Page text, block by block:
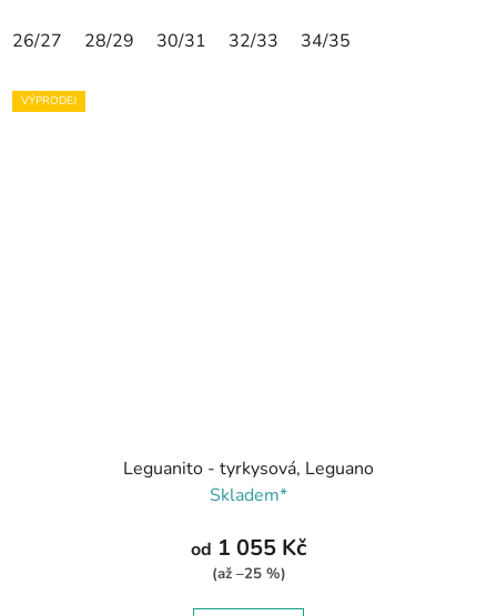
26/27 28/29 30/31 32/33 34/35
VÝPRODEJ
Leguanito - tyrkysová, Leguano
Skladem*
od 1 055 Kč
(až –25 %)